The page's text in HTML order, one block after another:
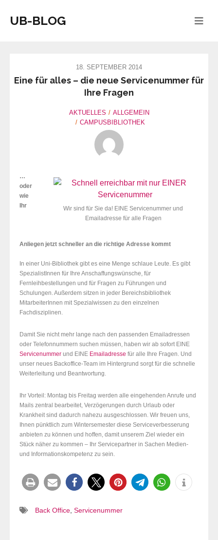
UB-BLOG
18. SEPTEMBER 2014
Eine für alles – die neue Servicenummer für
Ihre Fragen
AKTUELLES
ALLGEMEIN
CAMPUSBIBLIOTHEK
Wir sind für Sie da! EINE Servicenummer und
Emailadresse für alle Fragen
…
oder
wie
Ihr
Anliegen jetzt schneller an die richtige Adresse kommt
In einer Uni-Bibliothek gibt es eine Menge schlaue Leute. Es gibt
SpezialistInnen für Ihre Anschaffungswünsche, für
Fernleihbestellungen und für Fragen zu Führungen und
Schulungen. Außerdem sitzen in jeder Bereichsbibliothek
MitarbeiterInnen mit Spezialwissen zu den einzelnen
Fachdisziplinen.
Damit Sie nicht mehr lange nach den passenden Emailadressen
oder Telefonnummern suchen müssen, haben wir ab sofort EINE
Servicenummer und EINE Emailadresse für alle Ihre Fragen. Und
unser neues Backoffice-Team im Hintergrund sorgt für die schnelle
Weiterleitung und Beantwortung.
Ihr Vorteil: Montag bis Freitag werden alle eingehenden Anrufe und
Mails zentral bearbeitet, Verzögerungen durch Urlaub oder
Krankheit sind dadurch nahezu ausgeschlossen. Wir freuen uns,
Ihnen pünktlich zum Wintersemester diese Serviceverbesserung
anbieten zu können und hoffen, damit unserem Ziel wieder ein
Stück näher zu kommen – Ihr Servicepartner in Sachen Medien-
und Informationskompetenz zu sein.
Back Office, Servicenummer